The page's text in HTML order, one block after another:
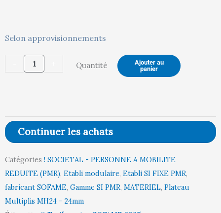
400,00 €.
Selon approvisionnements
quantité
-
Plateau
p750
Quantité
Ajouter au
panier
Continuer les achats
Catégories ! SOCIETAL - PERSONNE A MOBILITE
REDUITE (PMR), Etabli modulaire, Etabli SI FIXE PMR,
fabricant SOFAME, Gamme SI PMR, MATERIEL, Plateau
Multiplis MH24 - 24mm